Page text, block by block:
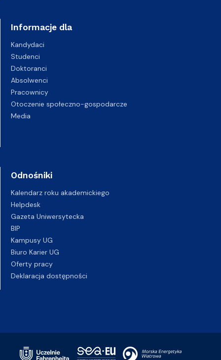
Informacje dla
Kandydaci
Studenci
Doktoranci
Absolwenci
Pracownicy
Otoczenie społeczno-gospodarcze
Media
Odnośniki
Kalendarz roku akademickiego
Helpdesk
Gazeta Uniwersytecka
BIP
Kampusy UG
Biuro Karier UG
Oferty pracy
Deklaracja dostępności